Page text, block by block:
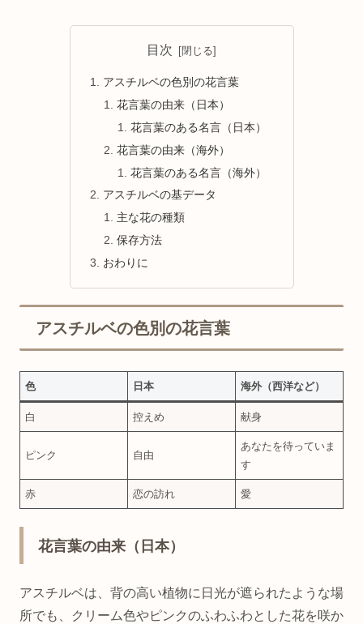
目次
アスチルベの色別の花言葉
花言葉の由来（日本）
花言葉のある名言（日本）
花言葉の由来（海外）
花言葉のある名言（海外）
アスチルベの基データ
主な花の種類
保存方法
おわりに
アスチルベの色別の花言葉
色 日本 海外（西洋など）
白 控えめ 献身
ピンク 自由
あなたを待っていま
す
赤 恋の訪れ 愛
花言葉の由来（日本）
アスチルベは、背の高い植物に日光が遮られたような場
所でも、クリーム色やピンクのふわふわとした花を咲か